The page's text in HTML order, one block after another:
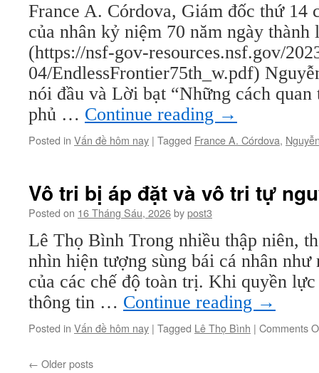
France A. Córdova, Giám đốc thứ 14
của nhân kỷ niệm 70 năm ngày thành
(https://nsf-gov-resources.nsf.gov/
04/EndlessFrontier75th_w.pdf)
nói đầu và Lời bạt “Những cách quan
phủ … Continue reading →
Posted in Vấn đề hôm nay | Tagged France A. Córdova,
Vô tri bị áp đặt và vô tri tự
Posted on 16 Tháng Sáu, 2026bypost3
Lê Thọ Bình Trong nhiều thập niên,
nhìn hiện tượng sùng bái cá nhân như
của các chế độ toàn trị. Khi quyền
thông tin … Continue reading →
Posted in Vấn đề hôm nay | Tagged Lê Thọ Bình | Comments
← Older posts